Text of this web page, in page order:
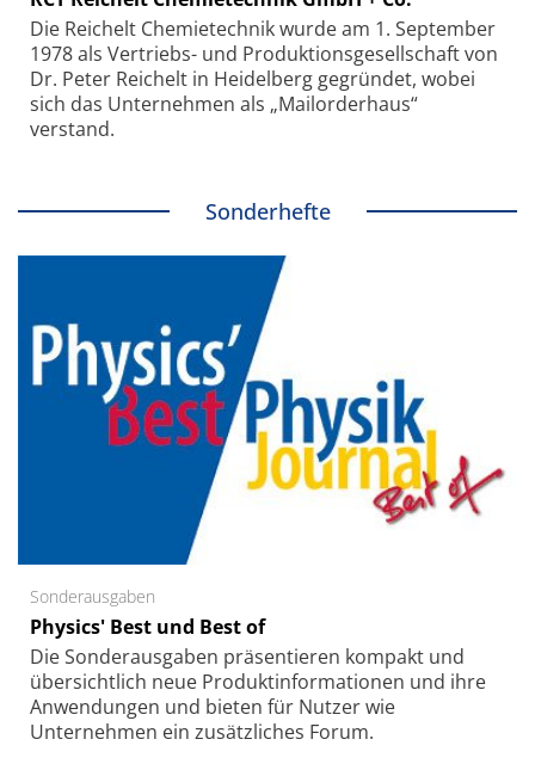
Die Reichelt Chemietechnik wurde am 1. September
1978 als Vertriebs- und Produktionsgesellschaft von
Dr. Peter Reichelt in Heidelberg gegründet, wobei
sich das Unternehmen als „Mailorderhaus“
verstand.
Sonderhefte
Sonderausgaben
Physics' Best und Best of
Die Sonder­ausgaben präsentieren kompakt und
übersichtlich neue Produkt­informationen und ihre
Anwendungen und bieten für Nutzer wie
Unternehmen ein zusätzliches Forum.